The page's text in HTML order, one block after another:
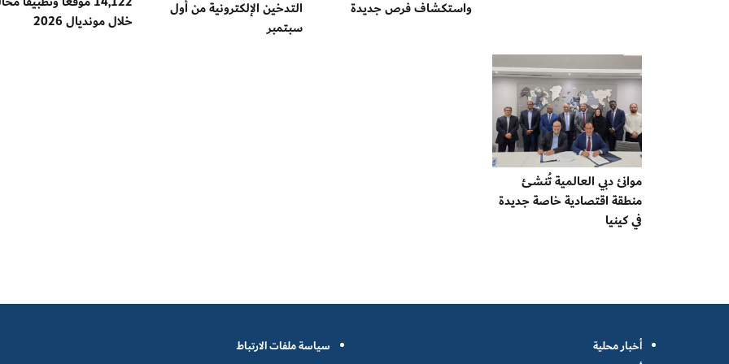
واستكشاف فرص جديدة
التدخين الإلكترونية من أول
سبتمبر
خلال مونديال 2026
موانئ دبي العالمية تُنشئ
منطقة اقتصادية خاصة جديدة
في كينيا
أخبار محلية
سياسة ملفات الارتباط